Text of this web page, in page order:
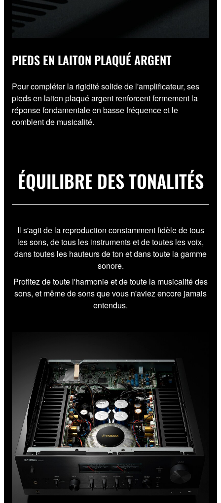
PIEDS EN LAITON PLAQUÉ ARGENT
Pour compléter la rigidité solide de l'amplificateur, ses
pieds en laiton plaqué argent renforcent fermement la
réponse fondamentale en basse fréquence et le
comblent de musicalité.
ÉQUILIBRE DES TONALITÉS
Il s'agit de la reproduction constamment fidèle de tous
les sons, de tous les instruments et de toutes les voix,
dans toutes les hauteurs de ton et dans toute la gamme
sonore.
Profitez de toute l'harmonie et de toute la musicalité des
sons, et même de sons que vous n'aviez encore jamais
entendus.